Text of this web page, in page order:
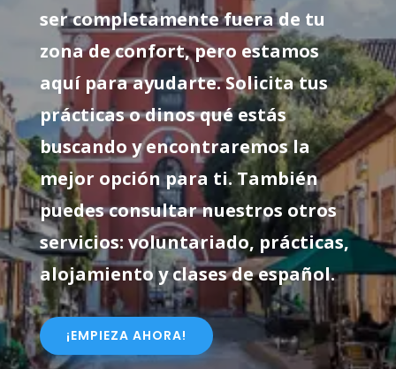
ser completamente fuera de tu
zona de confort, pero estamos
aquí para ayudarte. Solicita tus
prácticas o dinos qué estás
buscando y encontraremos la
mejor opción para ti. También
puedes consultar nuestros otros
servicios: voluntariado, prácticas,
alojamiento y clases de español.
¡EMPIEZA AHORA!